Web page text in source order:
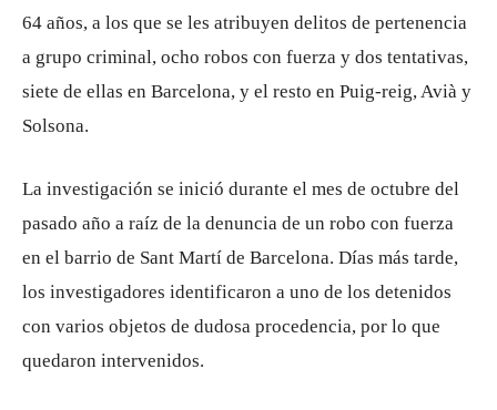
64 años, a los que se les atribuyen delitos de pertenencia
a grupo criminal, ocho robos con fuerza y ​​dos tentativas,
siete de ellas en Barcelona, ​​y el resto en Puig-reig, Avià y
Solsona.
La investigación se inició durante el mes de octubre del
pasado año a raíz de la denuncia de un robo con fuerza
en el barrio de Sant Martí de Barcelona. Días más tarde,
los investigadores identificaron a uno de los detenidos
con varios objetos de dudosa procedencia, por lo que
quedaron intervenidos.